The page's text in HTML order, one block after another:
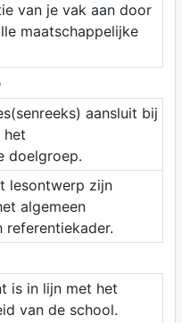
van je vak aan door
maatschappelijke
aansluit bij
het
doelgroep.
lesontwerp zijn
algemeen
is in lijn met het
van de school.